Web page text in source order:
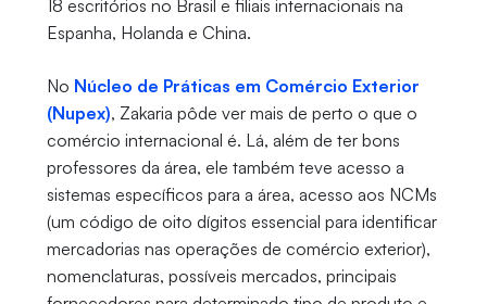
18 escritórios no Brasil e filiais internacionais na
Espanha, Holanda e China.
No Núcleo de Práticas em Comércio Exterior
(Nupex), Zakaria pôde ver mais de perto o que o
comércio internacional é. Lá, além de ter bons
professores da área, ele também teve acesso a
sistemas específicos para a área, acesso aos NCMs
(um código de oito dígitos essencial para identificar
mercadorias nas operações de comércio exterior),
nomenclaturas, possíveis mercados, principais